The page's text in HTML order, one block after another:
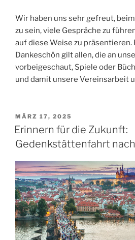
Wir haben uns sehr gefreut,
zu sein, viele Gespräche zu
auf diese Weise zu präsentieren.
Dankeschön gilt allen, die an
vorbeigeschaut, Spiele oder
und damit unsere Vereinsarbeit
VERÖFFENTLICHT
AM
MÄRZ 17, 2025
Erinnern für die Zukunft:
Gedenkstättenfahrt